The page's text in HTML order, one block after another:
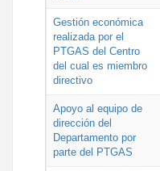
Gestión económica
realizada por el
PTGAS del Centro
del cual es miembro
directivo
Apoyo al equipo de
dirección del
Departamento por
parte del PTGAS